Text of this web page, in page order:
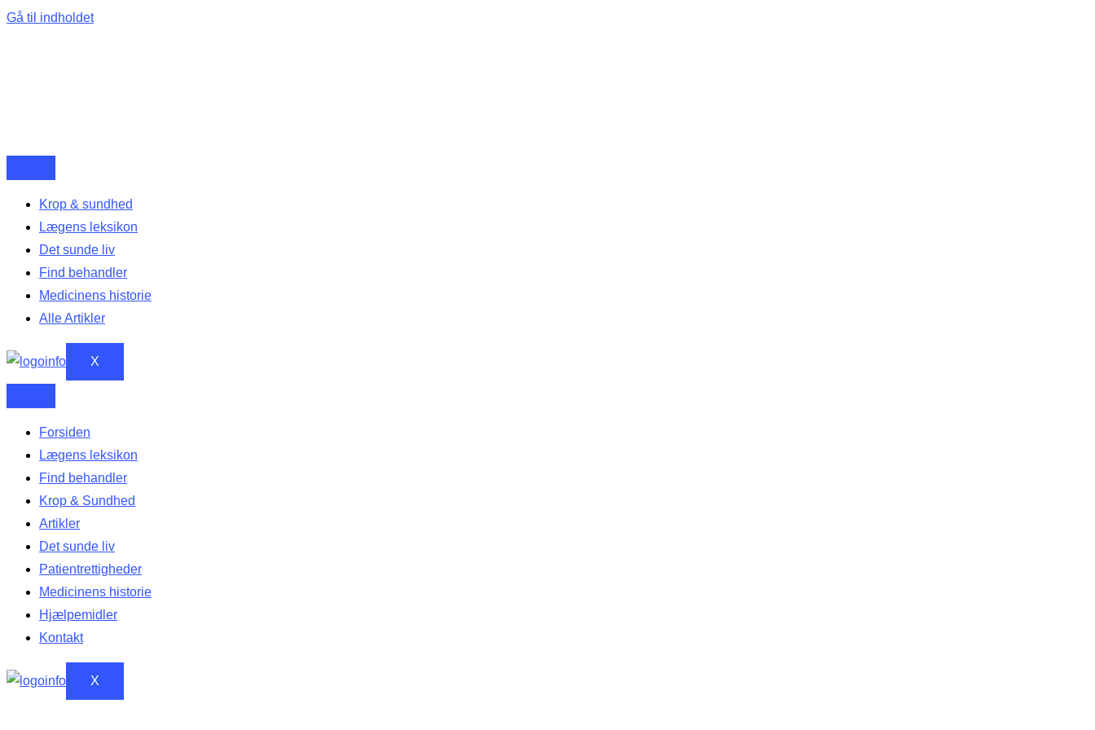
Gå til indholdet
Krop & sundhed
Lægens leksikon
Det sunde liv
Find behandler
Medicinens historie
Alle Artikler
X
Forsiden
Lægens leksikon
Find behandler
Krop & Sundhed
Artikler
Det sunde liv
Patientrettigheder
Medicinens historie
Hjælpemidler
Kontakt
X